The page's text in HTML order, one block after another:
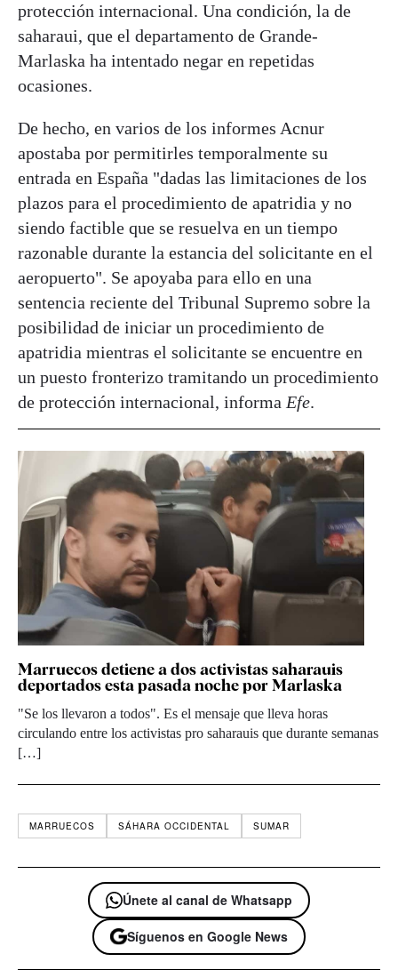
protección internacional. Una condición, la de
saharaui, que el departamento de Grande-
Marlaska ha intentado negar en repetidas
ocasiones.
De hecho, en varios de los informes Acnur
apostaba por permitirles temporalmente su
entrada en España "dadas las limitaciones de los
plazos para el procedimiento de apatridia y no
siendo factible que se resuelva en un tiempo
razonable durante la estancia del solicitante en el
aeropuerto". Se apoyaba para ello en una
sentencia reciente del Tribunal Supremo sobre la
posibilidad de iniciar un procedimiento de
apatridia mientras el solicitante se encuentre en
un puesto fronterizo tramitando un procedimiento
de protección internacional, informa Efe.
Marruecos detiene a dos activistas saharauis
deportados esta pasada noche por Marlaska
"Se los llevaron a todos". Es el mensaje que lleva horas
circulando entre los activistas pro saharauis que durante semanas
[…]
MARRUECOS SÁHARA OCCIDENTAL SUMAR
Únete al canal de Whatsapp
Síguenos en Google News